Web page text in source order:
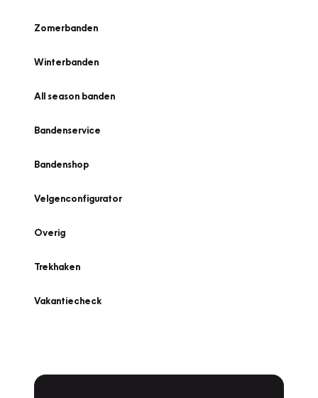
Zomerbanden
Winterbanden
All season banden
Bandenservice
Bandenshop
Velgenconfigurator
Overig
Trekhaken
Vakantiecheck